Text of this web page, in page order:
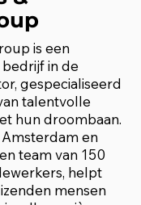
is een
in de
gespecialiseerd
talentvolle
hun droombaan.
en
team van 150
helpt
mensen